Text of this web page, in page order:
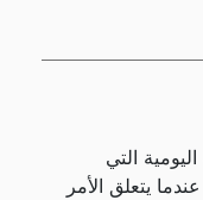
التي
يتعلق الأمر